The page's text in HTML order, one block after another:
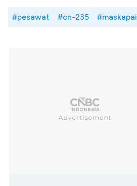
#pesawat #cn-235 #maskapai